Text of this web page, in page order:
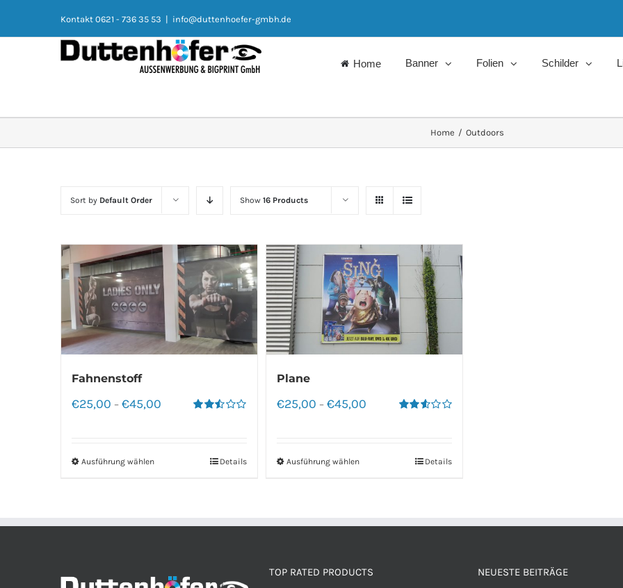
Kontakt 0621 - 736 35 53 | info@duttenhoefer-gmbh.de
Home Banner Folien Schilder
Home / Outdoors
Sort by Default Order Show 16 Products
Fahnenstoff
€25,00 – €45,00
Ausführung wählen Details
Plane
€25,00 –€45,00
Ausführung wählen Details
TOP RATED PRODUCTS NEUESTE BEITRÄGE